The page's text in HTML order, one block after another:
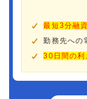
最短3分融資
勤務先への
30日間の利